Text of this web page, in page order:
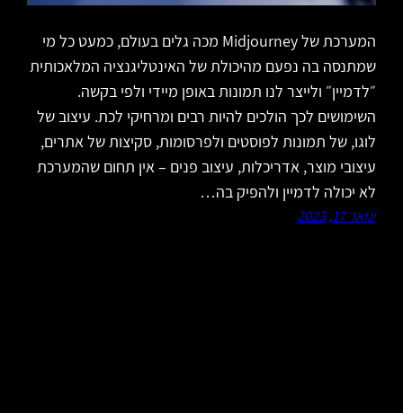
המערכת של Midjourney מכה גלים בעולם, כמעט כל מי
שמתנסה בה נפעם מהיכולת של האינטליגנציה המלאכותית
״לדמיין״ ולייצר לנו תמונות באופן מיידי ולפי בקשה.
השימושים לכך הולכים להיות רבים ומרחיקי לכת. עיצוב של
לוגו, של תמונות לפוסטים ולפרסומות, סקיצות של אתרים,
עיצובי מוצר, אדריכלות, עיצוב פנים – אין תחום שהמערכת
לא יכולה לדמיין ולהפיק בה…
ינואר 17, 2023